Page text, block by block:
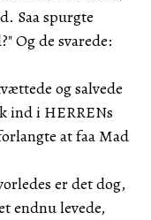
Saa spurgte
Og de svarede:
og salvede
ind i HERRENs
at faa Mad
er det dog,
endnu levede,